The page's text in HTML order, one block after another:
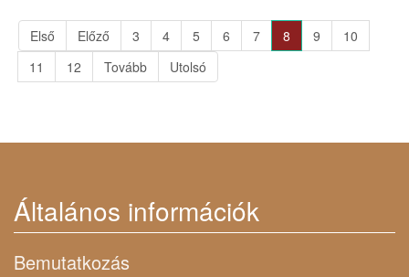
Első Előző 3 4 5 6 7 8 9
10
11
12 Tovább Utolsó
Általános információk
Bemutatkozás